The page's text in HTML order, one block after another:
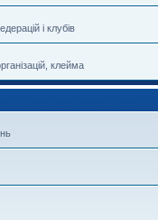
і клубів
клейма